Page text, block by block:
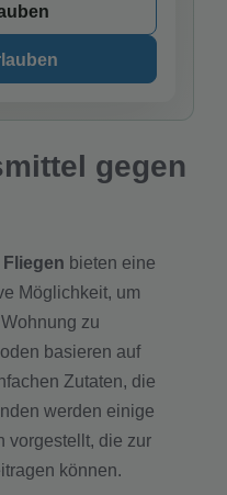
gegen
bieten eine
Möglichkeit, um
zu
basieren auf
Zutaten, die
werden einige
vorgestellt, die zur
können.